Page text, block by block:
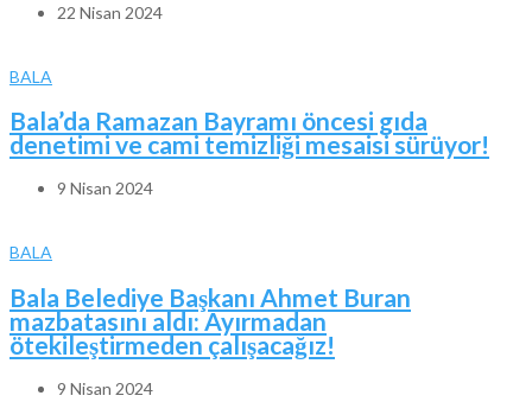
22 Nisan 2024
BALA
Bala’da Ramazan Bayramı öncesi gıda
denetimi ve cami temizliği mesaisi sürüyor!
9 Nisan 2024
BALA
Bala Belediye Başkanı Ahmet Buran
mazbatasını aldı: Ayırmadan
ötekileştirmeden çalışacağız!
9 Nisan 2024